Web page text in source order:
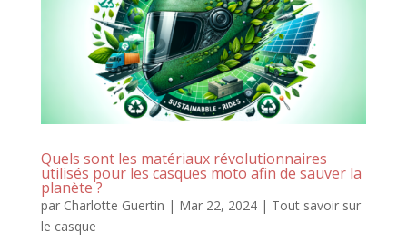
Quels sont les matériaux révolutionnaires
utilisés pour les casques moto afin de sauver la
planète ?
par Charlotte Guertin | Mar 22, 2024| Tout savoir sur
le casque